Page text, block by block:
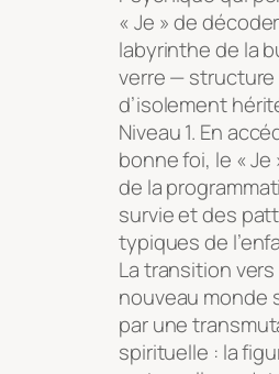
« Je » de
labyrinthe de la
verre — structure
d’isolement
Niveau 1. En
bonne foi, le « Je
de la
survie et des
typiques de
La transition vers
nouveau monde
par une
spirituelle : la